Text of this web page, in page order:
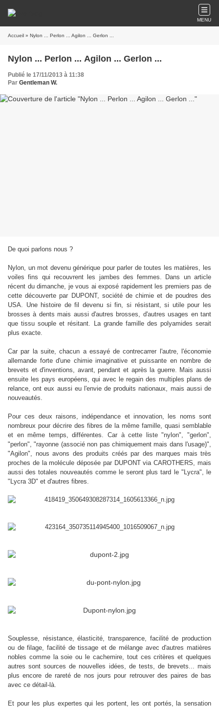
MENU
Accueil » Nylon ... Perlon ... Agilon ... Gerlon ...
Nylon ... Perlon ... Agilon ... Gerlon ...
Publié le 17/11/2013 à 11:38
Par Gentleman W.
De quoi parlons nous ?
Nylon, un mot devenu générique pour parler de toutes les matières, les
voiles fins qui recouvrent les jambes des femmes. Dans un article
récent du dimanche, je vous ai exposé rapidement les premiers pas de
cette découverte par DUPONT, société de chimie et de poudres des
USA. Une histoire de fil devenu si fin, si résistant, si utile pour les
brosses à dents mais aussi d'autres brosses, d'autres usages en tant
que tissu souple et résitant. La grande famille des polyamides serait
plus exacte.
Car par la suite, chacun a essayé de contrecarrer l'autre, l'économie
allemande forte d'une chimie imaginative et puissante en nombre de
brevets et d'inventions, avant, pendant et après la guerre. Mais aussi
ensuite les pays européens, qui avec le regain des multiples plans de
relance, ont eux aussi eu l'envie de produits nationaux, mais aussi de
nouveautés.
Pour ces deux raisons, indépendance et innovation, les noms sont
nombreux pour décrire des fibres de la même famille, quasi semblable
et en même temps, différentes. Car à cette liste "nylon", "gerlon",
"perlon", "rayonne (associé non pas chimiquement mais dans l'usage)",
"Agilon", nous avons des produits créés par des marques mais très
proches de la molécule déposée par DUPONT via CAROTHERS, mais
aussi des totales nouveautés comme le seront plus tard le "Lycra", le
"Lycra 3D" et d'autres fibres.
Souplesse, résistance, élasticité, transparence, facilité de production
ou de filage, facilité de tissage et de mélange avec d'autres matières
nobles comme la soie ou le cachemire, tout ces critères et quelques
autres sont sources de nouvelles idées, de tests, de brevets... mais
plus encore de rareté de nos jours pour retrouver des paires de bas
avec ce détail-là.
Et pour les plus expertes qui les portent, les ont portés, la sensation